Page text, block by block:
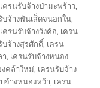
เครนรับจ้างป่ามะพร้าว,
บจ้างพันเส็ดจนอกใน,
เครนรับจ้างวังค้อ, เครน
บจ้างสุรศักดิ์, เครน
า, เครนรับจ้างหนอง
คล้าใหม่, เครนรับจ้าง
จ้างหนองหว้า, เครน